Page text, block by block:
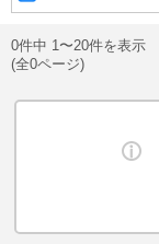
0件中 1〜20件を表示
(全0ページ)